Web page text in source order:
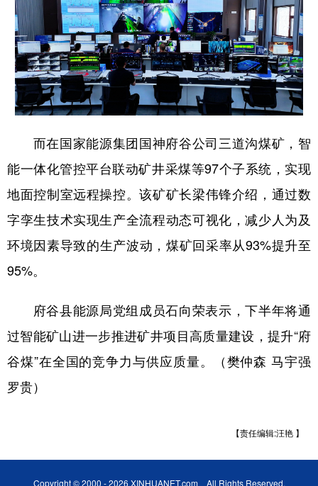
而在国家能源集团国神府谷公司三道沟煤矿，智
能一体化管控平台联动矿井采煤等97个子系统，实现
地面控制室远程操控。该矿矿长梁伟锋介绍，通过数
字孪生技术实现生产全流程动态可视化，减少人为及
环境因素导致的生产波动，煤矿回采率从93%提升至
95%。
府谷县能源局党组成员石向荣表示，下半年将通
过智能矿山进一步推进矿井项目高质量建设，提升“府
谷煤”在全国的竞争力与供应质量。（樊仲森 马宇强
罗贵）
【责任编辑:汪艳 】
Copyright © 2000 - 2026 XINHUANET.com All Rights Reserved.